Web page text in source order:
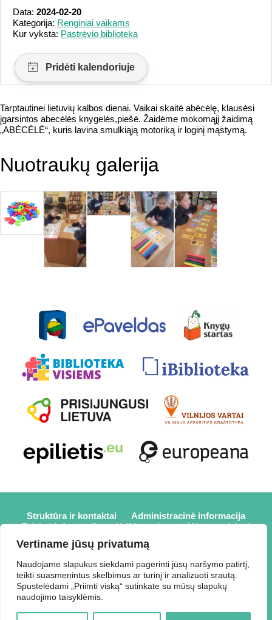
Vertiname jūsų privatumą
Naudojame slapukus siekdami pagerinti jūsų naršymo patirtį,
teikti suasmenintus skelbimus ar turinį ir analizuoti srautą.
Spustelėdami „Priimti viską“ sutinkate su mūsų slapukų
naudojimo taisyklėmis.
Data: 2024-02-20
Kategorija: Renginiai vaikams
Kur vyksta: Pastrėvio biblioteka
Tarptautinei lietuvių kalbos dienai. Vaikai skaitė abėcėlę, klausėsi
įgarsintos abecėlės knygelės,piešė. Žaidėme mokomąjį žaidimą
„ABĖCĖLĖ“, kuris lavina smulkiąją motoriką ir loginį mąstymą.
Nuotraukų galerija
Struktūra ir kontaktai
Administracinė informacija
Teisinė informacija
Veiklos sritys
Mūsų projektai
Karjera
Partneriai
Prisijungti
2026 © Elektrėnų savivaldybės viešoji biblioteka,
Savivaldybės biudžetinė įstaiga, Draugystės g. 2, LT-26110
Elektrėnai, tel.: +370 648 80 788, el.p.:
Duomenys kaupiami ir saugomi Juridinių asmenų registre,